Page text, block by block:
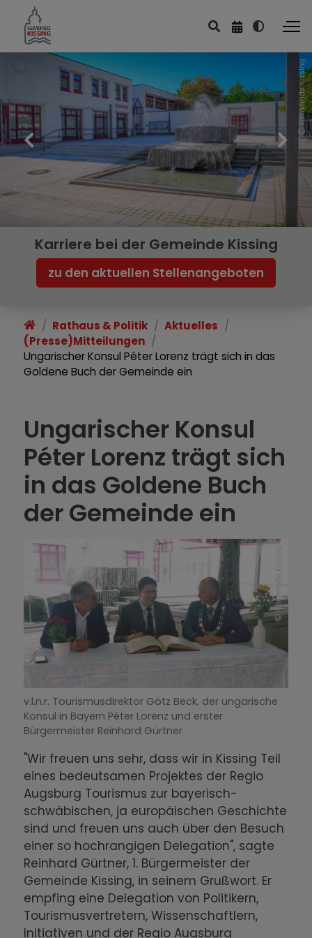
Gemeinde Kissing
Karriere bei der Gemeinde Kissing
zu den aktuellen Stellenangeboten
Rathaus & Politik
Aktuelles
(Presse)Mitteilungen
Ungarischer Konsul Péter Lorenz trägt sich in das
Goldene Buch der Gemeinde ein
Ungarischer Konsul
Péter Lorenz trägt sich
in das Goldene Buch
der Gemeinde ein
Gemeinde Kissing
v.l.n.r. Tourismusdirektor Götz Beck, der ungarische
Konsul in Bayern Péter Lorenz und erster
Bürgermeister Reinhard Gürtner
"Wir freuen uns sehr, dass wir in Kissing Teil
eines bedeutsamen Projektes der Regio
Augsburg Tourismus zur bayerisch-
schwäbischen, ja europäischen Geschichte
sind und freuen uns auch über den Besuch
einer so hochrangigen Delegation", sagte
Reinhard Gürtner, 1. Bürgermeister der
Gemeinde Kissing, in seinem Grußwort. Er
empfing eine Delegation von Politikern,
Tourismusvertretern, Wissenschaftlern,
Initiativen und der Regio Augsburg